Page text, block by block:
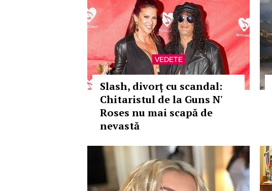
VEDETE
Slash, divorț cu scandal:
Chitaristul de la Guns N'
Roses nu mai scapă de
nevastă